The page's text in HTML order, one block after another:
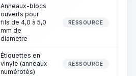
Anneaux-blocs
ouverts pour
fils de 4,0 à 5,0
mm de
diamètre
RESSOURCE
Étiquettes en
vinyle (anneaux
numérotés)
RESSOURCE